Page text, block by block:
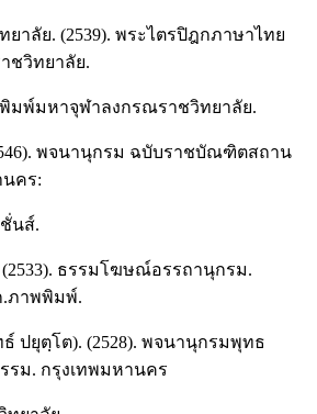
าลัย. (2539). พระไตรปิฎกภาษาไทย
ชวิทยาลัย.
มพ์มหาจุฬาลงกรณราชวิทยาลัย.
พจนานุกรม ฉบับราชบัณฑิตสถาน
นคร:
นส์.
ธรรมโฆษณ์อรรถานุกรม.
.ภาพพิมพ์.
ปยุตฺโต). (2528). พจนานุกรมพุทธ
รม. กรุงเทพมหานคร